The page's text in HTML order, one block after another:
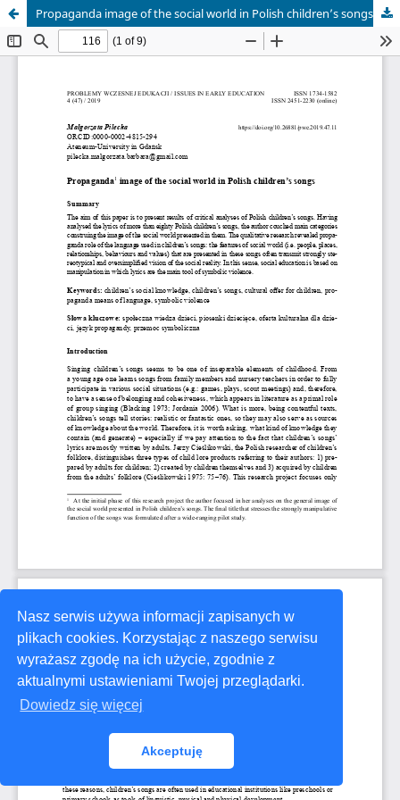
Nasz serwis używa informacji zapisanych w
plikach cookies. Korzystając z naszego serwisu
wyrażasz zgodę na ich użycie, zgodnie z
aktualnymi ustawieniami Twojej przeglądarki.
Dowiedz się więcej
Akceptuję
Propaganda image of the social world in Polish children’s songs